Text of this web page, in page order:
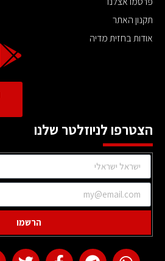
תקנון האתר
אודות בחזית מדיה
הצטרפו לניוזלטר שלנו
הרשמו